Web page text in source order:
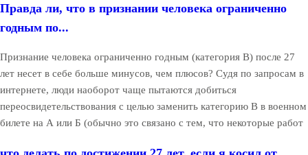
Правда ли, что в признании человека ограниченно
годным по...
Признание человека ограниченно годным (категория В) после 27
лет несет в себе больше минусов, чем плюсов? Судя по запросам в
интернете, люди наоборот чаще пытаются добиться
переосвидетельствования с целью заменить категорию В в военном
билете на А или Б (обычно это связано с тем, что некоторые работ